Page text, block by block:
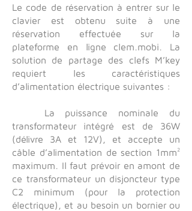
Le code de réservation à entrer sur le
clavier est obtenu suite à une
réservation effectuée sur la
plateforme en ligne clem.mobi. La
solution de partage des clefs M’key
requiert les caractéristiques
d’alimentation électrique suivantes :
La puissance nominale du
transformateur intégré est de 36W
(délivre 3A et 12V), et accepte un
câble d’alimentation de section 1mm²
maximum. Il faut prévoir en amont de
ce transformateur un disjoncteur type
C2 minimum (pour la protection
électrique), et au besoin un bornier ou